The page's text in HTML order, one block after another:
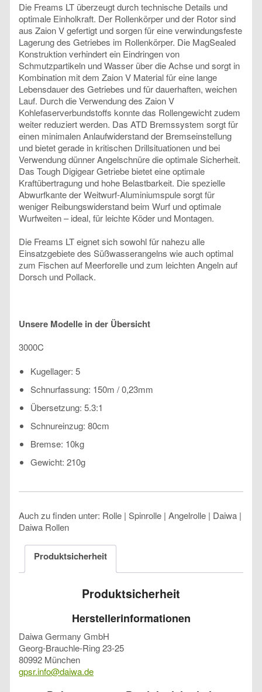
Die Freams LT überzeugt durch technische Details und
optimale Einholkraft. Der Rollenkörper und der Rotor sind
aus Zaion V gefertigt und sorgen für eine verwindungsfeste
Lagerung des Getriebes im Rollenkörper. Die MagSealed
Konstruktion verhindert ein Eindringen von
Schmutzpartikeln und Wasser über die Achse und sorgt in
Kombination mit dem Zaion V Material für eine lange
Lebensdauer des Getriebes und für dauerhaften, weichen
Lauf. Durch die Verwendung des Zaion V
Kohlefaserverbundstoffs konnte das Rollengewicht zudem
weiter reduziert werden. Das ATD Bremssystem sorgt für
einen minimalen Anlaufwiderstand der Bremseinstellung
und bietet gerade in kritischen Drillsituationen und bei
Verwendung dünner Angelschnüre die optimale Sicherheit.
Das Tough Digigear Getriebe bietet eine optimale
Kraftübertragung und hohe Belastbarkeit. Die spezielle
Abwurfkante der Weitwurf-Aluminiumspule sorgt für
weniger Reibungswiderstand beim Wurf und optimale
Wurfweiten – ideal, für leichte Köder und Montagen.
Die Freams LT eignet sich sowohl für nahezu alle
Einsatzgebiete des Süßwasserangelns wie auch optimal
zum Fischen auf Meerforelle und zum leichten Angeln auf
Dorsch und Pollack.
Unsere Modelle in der Übersicht
3000C
Kugellager: 5
Schnurfassung: 150m / 0,23mm
Übersetzung: 5.3:1
Schnureinzug: 80cm
Bremse: 10kg
Gewicht: 210g
Auch zu finden unter: Rolle | Spinrolle | Angelrolle | Daiwa |
Daiwa Rollen
Produktsicherheit
Produktsicherheit
Herstellerinformationen
Daiwa Germany GmbH
Georg-Brauchle-Ring 23-25
80992 München
gpsr.info@daiwa.de